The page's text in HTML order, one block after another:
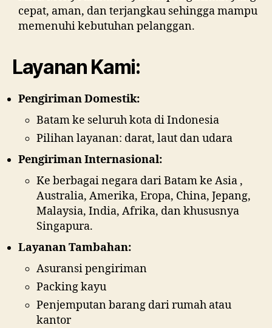
cepat, aman, dan terjangkau sehingga mampu
memenuhi kebutuhan pelanggan.
Layanan Kami:
Pengiriman Domestik:
Batam ke seluruh kota di Indonesia
Pilihan layanan: darat, laut dan udara
Pengiriman Internasional:
Ke berbagai negara dari Batam ke Asia ,
Australia, Amerika, Eropa, China, Jepang,
Malaysia, India, Afrika, dan khususnya
Singapura.
Layanan Tambahan:
Asuransi pengiriman
Packing kayu
Penjemputan barang dari rumah atau
kantor